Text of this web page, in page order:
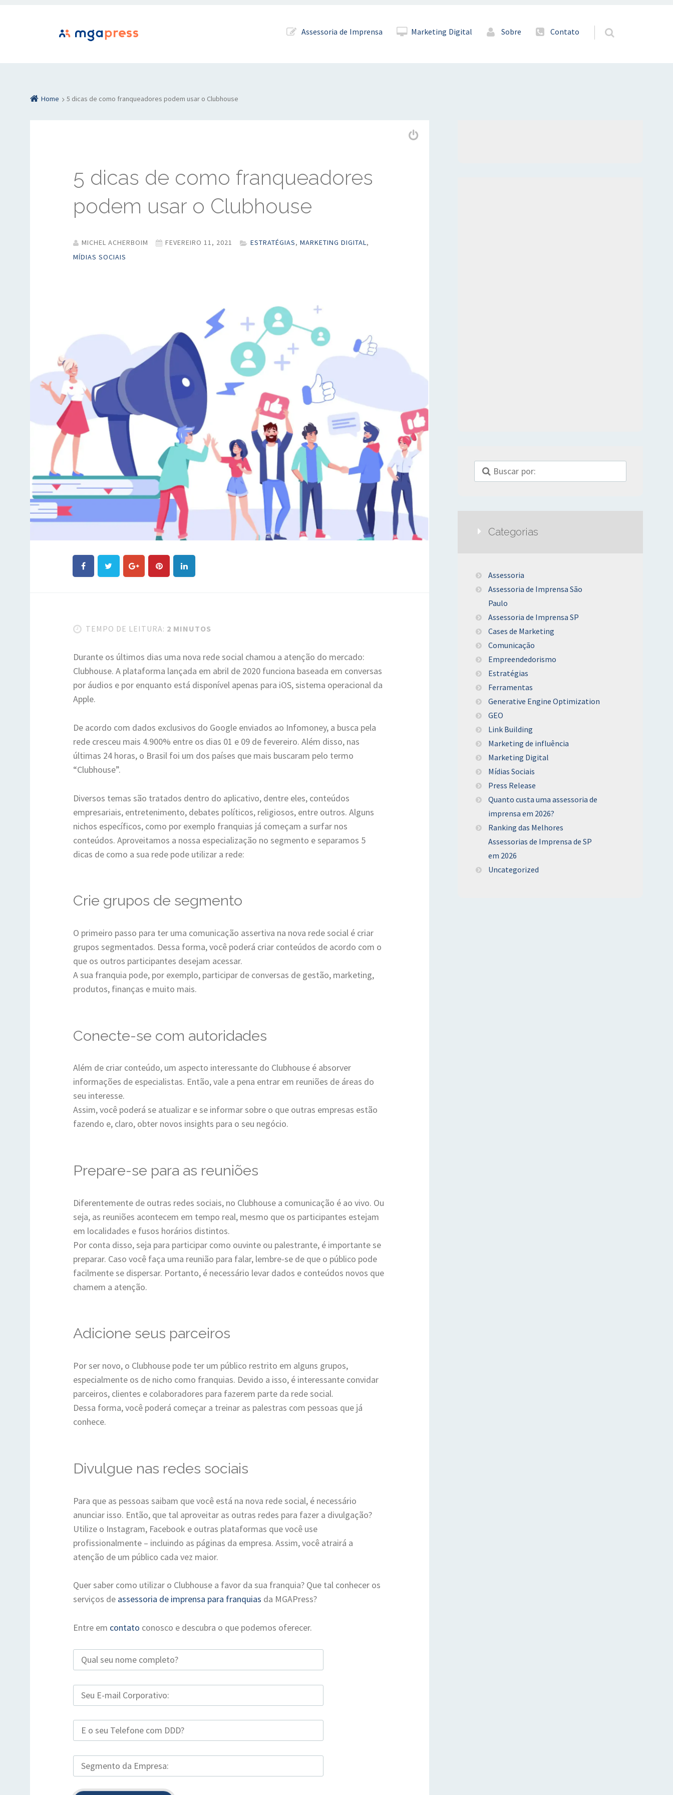
Pular para o conteúdo
Assessoria de Imprensa Marketing Digital Sobre Contato
Home 5 dicas de como franqueadores podem usar o Clubhouse
5 dicas de como franqueadores
podem usar o Clubhouse
MICHEL ACHERBOIM FEVEREIRO 11, 2021 ESTRATÉGIAS,MARKETING DIGITAL,
MÍDIAS SOCIAIS
TEMPO DE LEITURA: 2 MINUTOS
Durante os últimos dias uma nova rede social chamou a atenção do mercado:
Clubhouse. A plataforma lançada em abril de 2020 funciona baseada em conversas
por áudios e por enquanto está disponível apenas para iOS, sistema operacional da
Apple.
De acordo com dados exclusivos do Google enviados ao Infomoney, a busca pela
rede cresceu mais 4.900% entre os dias 01 e 09 de fevereiro. Além disso, nas
últimas 24 horas, o Brasil foi um dos países que mais buscaram pelo termo
“Clubhouse”.
Diversos temas são tratados dentro do aplicativo, dentre eles, conteúdos
empresariais, entretenimento, debates políticos, religiosos, entre outros. Alguns
nichos específicos, como por exemplo franquias já começam a surfar nos
conteúdos. Aproveitamos a nossa especialização no segmento e separamos 5
dicas de como a sua rede pode utilizar a rede:
Crie grupos de segmento
O primeiro passo para ter uma comunicação assertiva na nova rede social é criar
grupos segmentados. Dessa forma, você poderá criar conteúdos de acordo com o
que os outros participantes desejam acessar.
A sua franquia pode, por exemplo, participar de conversas de gestão, marketing,
produtos, finanças e muito mais.
Conecte-se com autoridades
Além de criar conteúdo, um aspecto interessante do Clubhouse é absorver
informações de especialistas. Então, vale a pena entrar em reuniões de áreas do
seu interesse.
Assim, você poderá se atualizar e se informar sobre o que outras empresas estão
fazendo e, claro, obter novos insights para o seu negócio.
Prepare-se para as reuniões
Diferentemente de outras redes sociais, no Clubhouse a comunicação é ao vivo. Ou
seja, as reuniões acontecem em tempo real, mesmo que os participantes estejam
em localidades e fusos horários distintos.
Por conta disso, seja para participar como ouvinte ou palestrante, é importante se
preparar. Caso você faça uma reunião para falar, lembre-se de que o público pode
facilmente se dispersar. Portanto, é necessário levar dados e conteúdos novos que
chamem a atenção.
Adicione seus parceiros
Por ser novo, o Clubhouse pode ter um público restrito em alguns grupos,
especialmente os de nicho como franquias. Devido a isso, é interessante convidar
parceiros, clientes e colaboradores para fazerem parte da rede social.
Dessa forma, você poderá começar a treinar as palestras com pessoas que já
conhece.
Divulgue nas redes sociais
Para que as pessoas saibam que você está na nova rede social, é necessário
anunciar isso. Então, que tal aproveitar as outras redes para fazer a divulgação?
Utilize o Instagram, Facebook e outras plataformas que você use
profissionalmente – incluindo as páginas da empresa. Assim, você atrairá a
atenção de um público cada vez maior.
Quer saber como utilizar o Clubhouse a favor da sua franquia? Que tal conhecer os
serviços de assessoria de imprensa para franquias da MGAPress?
Entre em contato conosco e descubra o que podemos oferecer.
Categorias
Assessoria
Assessoria de Imprensa São
Paulo
Assessoria de Imprensa SP
Cases de Marketing
Comunicação
Empreendedorismo
Estratégias
Ferramentas
Generative Engine Optimization
GEO
Link Building
Marketing de influência
Marketing Digital
Mídias Sociais
Press Release
Quanto custa uma assessoria de
imprensa em 2026?
Ranking das Melhores
Assessorias de Imprensa de SP
em 2026
Uncategorized